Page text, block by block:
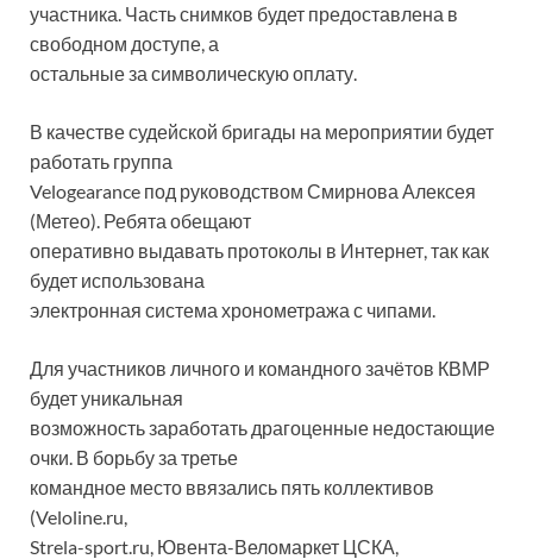
участника. Часть снимков будет предоставлена в
свободном доступе, а
остальные за символическую оплату.
В качестве судейской бригады на мероприятии будет
работать группа
Velogearance под руководством Смирнова Алексея
(Метео). Ребята обещают
оперативно выдавать протоколы в Интернет, так как
будет использована
электронная система хронометража с чипами.
Для участников личного и командного зачётов КВМР
будет уникальная
возможность заработать драгоценные недостающие
очки. В борьбу за третье
командное место ввязались пять коллективов
(Veloline.ru,
Strela-sport.ru, Ювента-Веломаркет ЦСКА,